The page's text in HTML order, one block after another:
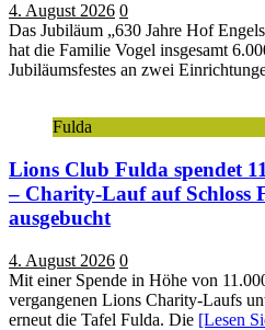
4. August 2026 0
Das Jubiläum „630 Jahre Hof
hat die Familie Vogel insgesamt
Jubiläumsfestes an zwei
Fulda
Lions Club Fulda spendet
– Charity-Lauf auf Schloss
ausgebucht
4. August 2026 0
Mit einer Spende in Höhe von
vergangenen Lions Charity-Laufs
erneut die Tafel Fulda. Die [Lesen